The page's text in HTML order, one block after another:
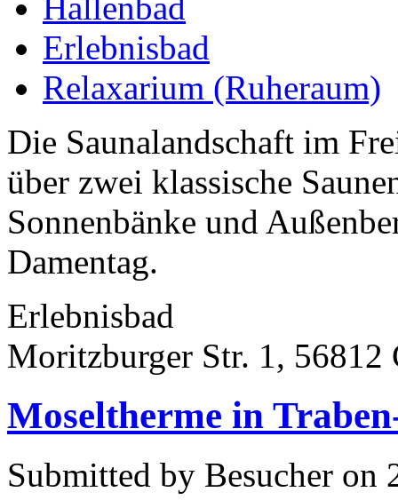
Erlebnisbad
Relaxarium (Ruheraum)
Die Saunalandschaft im
über zwei klassische
Sonnenbänke und
Damentag.
Erlebnisbad
Moritzburger Str. 1, 56812
Moseltherme in
Submitted by Besucher